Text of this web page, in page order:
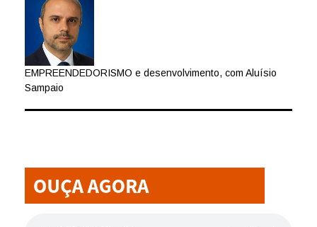
EMPREENDEDORISMO e desenvolvimento, com Aluísio
Sampaio